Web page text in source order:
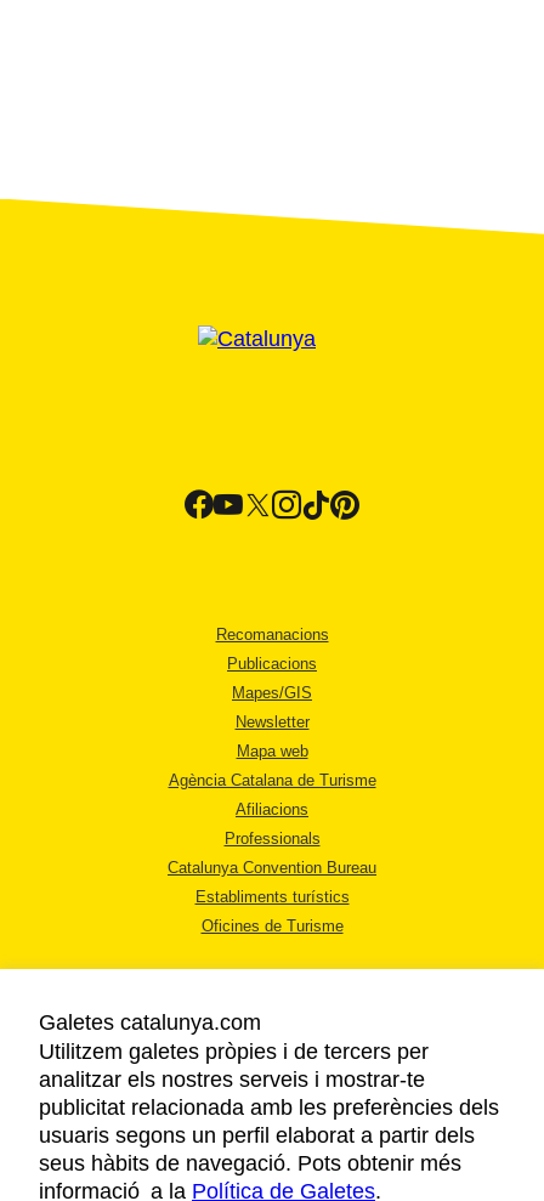
Recomanacions
Publicacions
Mapes/GIS
Newsletter
Mapa web
Agència Catalana de Turisme
Afiliacions
Professionals
Catalunya Convention Bureau
Establiments turístics
Oficines de Turisme
AVÍS LEGAL
POLÍTICA DE PRIVACITAT
COOKIES
ACCESSIBILITAT
Galetes catalunya.com
Utilitzem galetes pròpies i de tercers per
analitzar els nostres serveis i mostrar-te
publicitat relacionada amb les preferències dels
usuaris segons un perfil elaborat a partir dels
seus hàbits de navegació. Pots obtenir més
informació a la Política de Galetes.